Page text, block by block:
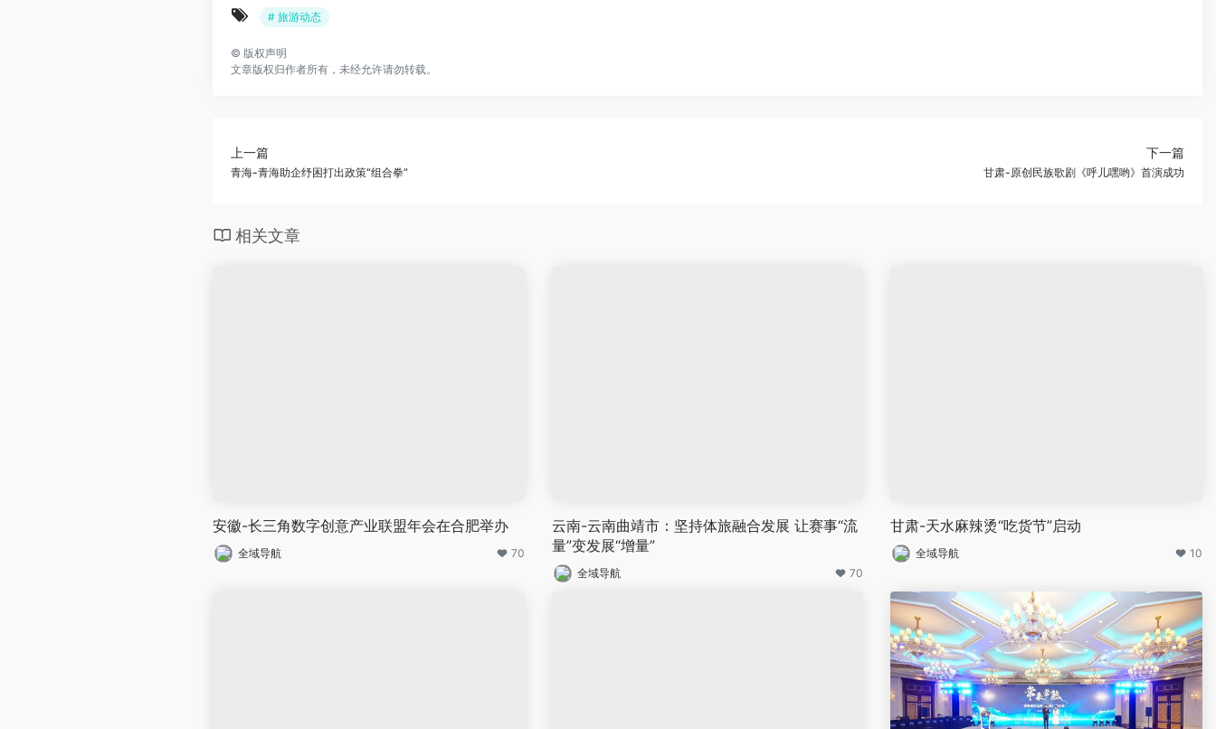
# 旅游动态
© 版权声明
文章版权归作者所有，未经允许请勿转载。
上一篇
青海-青海助企纾困打出政策“组合拳”
下一篇
甘肃-原创民族歌剧《呼儿嘿哟》首演成功
相关文章
安徽-长三角数字创意产业联盟年会在合肥举办
全域导航 70
云南-云南曲靖市：坚持体旅融合发展 让赛事“流
量”变发展“增量”
全域导航 70
甘肃-天水麻辣烫“吃货节”启动
全域导航 10